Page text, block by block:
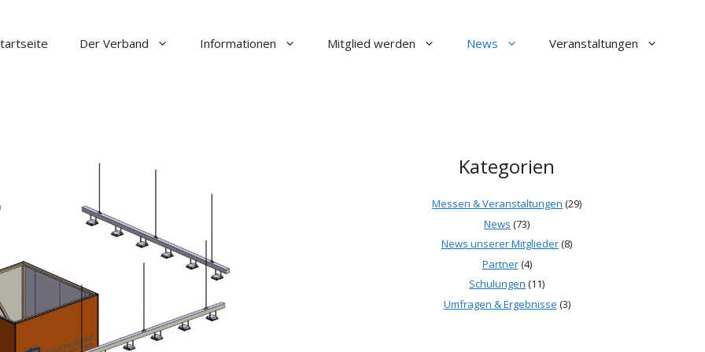
Der Verband Informationen Mitglied werden News Veranstaltungen
Kategorien
Messen & Veranstaltungen (29)
News (73)
News unserer Mitglieder(8)
Partner(4)
Schulungen (11)
Umfragen & Ergebnisse (3)